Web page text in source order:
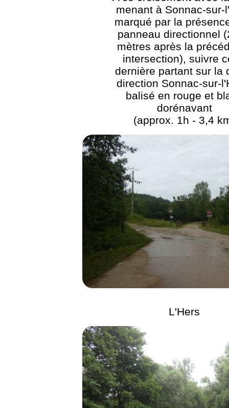
menant à Sonnac-sur-
marqué par la
panneau directionnel
mètres après la
intersection), suivre
dernière partant sur la
direction Sonnac-sur-
balisé en rouge et
dorénavant
(approx. 1h - 3,4
L'Hers